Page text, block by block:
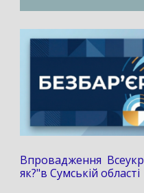
Впровадження
як?"в Сумській області